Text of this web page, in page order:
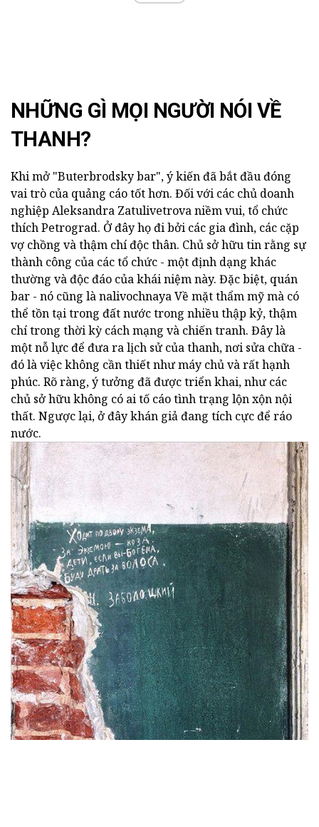
NHỮNG GÌ MỌI NGƯỜI NÓI VỀ
THANH?
Khi mở "Buterbrodsky bar", ý kiến đã bắt đầu đóng
vai trò của quảng cáo tốt hơn. Đối với các chủ doanh
nghiệp Aleksandra Zatulivetrova niềm vui, tổ chức
thích Petrograd. Ở đây họ đi bởi các gia đình, các cặp
vợ chồng và thậm chí độc thân. Chủ sở hữu tin rằng sự
thành công của các tổ chức - một định dạng khác
thường và độc đáo của khái niệm này. Đặc biệt, quán
bar - nó cũng là nalivochnaya Về mặt thẩm mỹ mà có
thể tồn tại trong đất nước trong nhiều thập kỷ, thậm
chí trong thời kỳ cách mạng và chiến tranh. Đây là
một nỗ lực để đưa ra lịch sử của thanh, nơi sửa chữa -
đó là việc không cần thiết như máy chủ và rất hạnh
phúc. Rõ ràng, ý tưởng đã được triển khai, như các
chủ sở hữu không có ai tố cáo tình trạng lộn xộn nội
thất. Ngược lại, ở đây khán giả đang tích cực để ráo
nước.